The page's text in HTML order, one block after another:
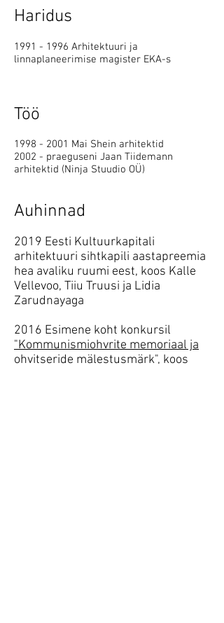
Haridus
1991 - 1996 Arhitektuuri ja
linnaplaneerimise magister EKA-s
Töö
1998 - 2001 Mai Shein arhitektid
2002 - praeguseni Jaan Tiidemann
arhitektid (Ninja Stuudio OÜ)
Auhinnad
2019 Eesti Kultuurkapitali
arhitektuuri sihtkapili aastapreemia
hea avaliku ruumi eest, koos Kalle
Vellevoo, Tiiu Truusi ja Lidia
Zarudnayaga
2016 Esimene koht konkursil
"Kommunismiohvrite memoriaal ja
ohvitseride mälestusmärk", koos